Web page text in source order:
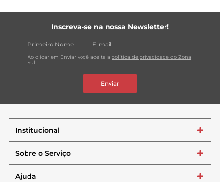
Inscreva-se na nossa Newsletter!
Ao clicar em Enviar você aceita a política de privacidade do Zona
Sul
Enviar
Institucional +
Sobre o Serviço +
Ajuda +